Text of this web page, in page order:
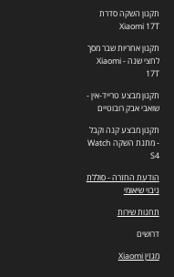
תקנון השקה סדרת
Xiaomi 17T
תקנון אחריות שבר מסך
לחצי שנה - Xiaomi
17T
תקנון מבצע טרייד-אין -
שואבי אבק רובוטיים
תקנון מבצע קנה וקבל
- מתנת השקה Watch
S4
הודעת החזרה - סוללת
גיבוי שיאומי
תחנות שירות
דרושים
מגזין Xiaomi